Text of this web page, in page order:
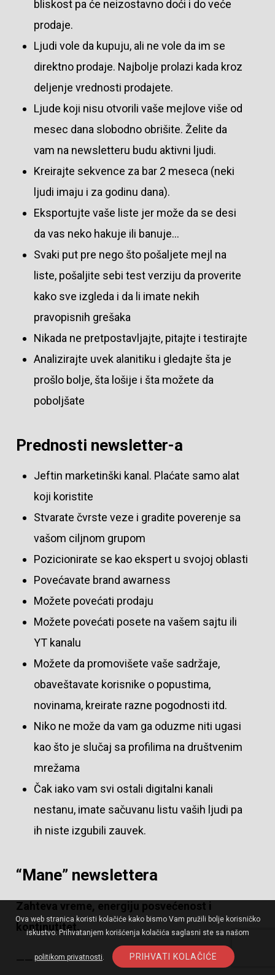
bliskost pa će neizostavno doći i do veće
prodaje.
Ljudi vole da kupuju, ali ne vole da im se
direktno prodaje. Najbolje prolazi kada kroz
deljenje vrednosti prodajete.
Ljude koji nisu otvorili vaše mejlove više od
mesec dana slobodno obrišite. Želite da
vam na newsletteru budu aktivni ljudi.
Kreirajte sekvence za bar 2 meseca (neki
ljudi imaju i za godinu dana).
Eksportujte vaše liste jer može da se desi
da vas neko hakuje ili banuje…
Svaki put pre nego što pošaljete mejl na
liste, pošaljite sebi test verziju da proverite
kako sve izgleda i da li imate nekih
pravopisnih grešaka
Nikada ne pretpostavljajte, pitajte i testirajte
Analizirajte uvek alanitiku i gledajte šta je
prošlo bolje, šta lošije i šta možete da
poboljšate
Prednosti newsletter-a
Jeftin marketinški kanal. Plaćate samo alat
koji koristite
Stvarate čvrste veze i gradite poverenje sa
vašom ciljnom grupom
Pozicionirate se kao ekspert u svojoj oblasti
Povećavate brand awarness
Možete povećati prodaju
Možete povećati posete na vašem sajtu ili
YT kanalu
Možete da promovišete vaše sadržaje,
obaveštavate korisnike o popustima,
novinama, kreirate razne pogodnosti itd.
Niko ne može da vam ga oduzme niti ugasi
kao što je slučaj sa profilima na društvenim
mrežama
Čak iako vam svi ostali digitalni kanali
nestanu, imate sačuvanu listu vaših ljudi pa
ih niste izgubili zauvek.
“Mane” newslettera
Zahteva vreme, energiju posvećenost i
kontinutitet.
——-
Ova web stranica koristi kolačiće kako bismo Vam pružili bolje korisničko
iskustvo. Prihvatanjem korišćenja kolačića saglasni ste sa našom
politikom privatnosti. PRIHVATI KOLAČIĆE